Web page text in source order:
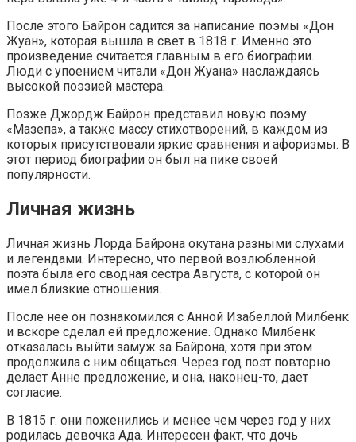
После этого Байрон садится за написание поэмы «Дон
Жуан», которая вышла в свет в 1818 г. Именно это
произведение считается главным в его биографии.
Люди с упоением читали «Дон Жуана» наслаждаясь
высокой поэзией мастера.
Позже Джордж Байрон представил новую поэму
«Мазепа», а также массу стихотворений, в каждом из
которых присутствовали яркие сравнения и афоризмы. В
этот период биографии он был на пике своей
популярности.
Личная жизнь
Личная жизнь Лорда Байрона окутана разными слухами
и легендами. Интересно, что первой возлюбленной
поэта была его сводная сестра Августа, с которой он
имел близкие отношения.
После нее он познакомился с Анной Изабеллой Милбенк
и вскоре сделал ей предложение. Однако Милбенк
отказалась выйти замуж за Байрона, хотя при этом
продолжила с ним общаться. Через год поэт повторно
делает Анне предложение, и она, наконец-то, дает
согласие.
В 1815 г. они поженились и менее чем через год у них
родилась девочка Ада. Интересен факт, что дочь